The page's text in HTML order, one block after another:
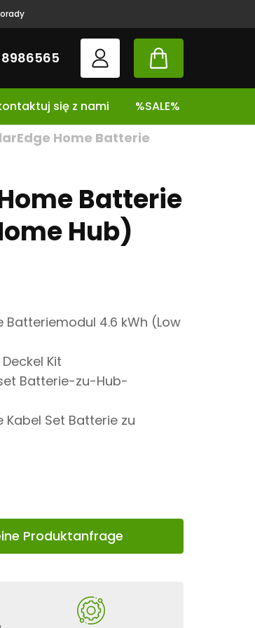
się z nami %SALE%
Home Batterie
Batterie
Hub)
Batteriemodul 4.6 kWh (Low
Kit
Batterie-zu-Hub-
Kabel Set Batterie zu
Produktanfrage